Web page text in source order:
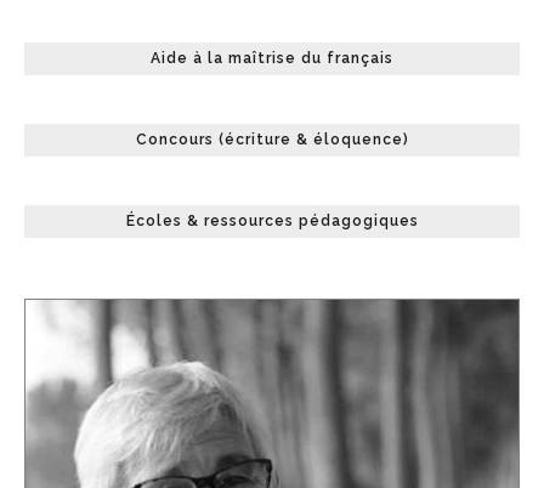
Aide à la maîtrise du français
Concours (écriture & éloquence)
Écoles & ressources pédagogiques